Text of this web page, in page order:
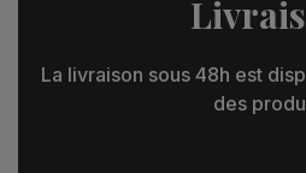
La livraison sous 48h est
des